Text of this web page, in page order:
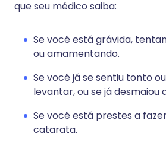
que seu médico saiba:
Se você está grávida,
ou amamentando.
Se você já se sentiu tonto
levantar, ou se já desmaiou
Se você está prestes a
catarata.